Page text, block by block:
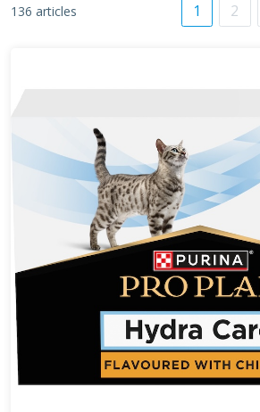
136 articles 1 2